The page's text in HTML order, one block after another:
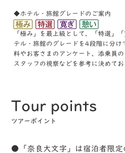
◆ホテル・旅館グレードのご案内
「極み」を最上級として、「特選」
テル・旅館のグレードを4段階に分け
料やお客さまのアンケート、添乗員
スタッフの視察などを参考に決めてお
Tour points
ツアーポイント
●「奈良大文字」は宿泊者限定